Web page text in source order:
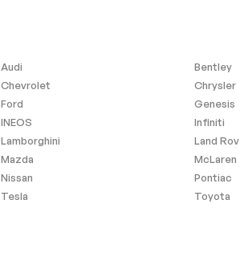
Audi
Bentley
Chevrolet
Chrysler
Ford
Genesis
INEOS
Infiniti
Lamborghini
Land
Mazda
McLaren
Nissan
Pontiac
Tesla
Toyota